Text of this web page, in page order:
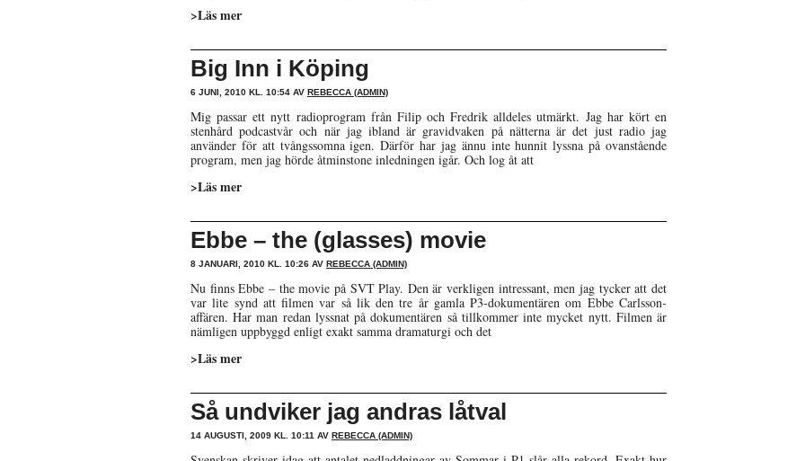
>Läs mer
Big Inn i Köping
6 JUNI, 2010 KL. 10:54 AV REBECCA (ADMIN)
Mig passar ett nytt radioprogram från Filip och Fredrik alldeles utmärkt. Jag har kört en
stenhård podcastvår och när jag ibland är gravidvaken på nätterna är det just radio jag
använder för att tvångssomna igen. Därför har jag ännu inte hunnit lyssna på ovanstående
program, men jag hörde åtminstone inledningen igår. Och log åt att
>Läs mer
Ebbe – the (glasses) movie
8 JANUARI, 2010 KL. 10:26 AV REBECCA (ADMIN)
Nu finns Ebbe – the movie på SVT Play. Den är verkligen intressant, men jag tycker att det
var lite synd att filmen var så lik den tre år gamla P3-dokumentären om Ebbe Carlsson-
affären. Har man redan lyssnat på dokumentären så tillkommer inte mycket nytt. Filmen är
nämligen uppbyggd enligt exakt samma dramaturgi och det
>Läs mer
Så undviker jag andras låtval
14 AUGUSTI, 2009 KL. 10:11 AV REBECCA (ADMIN)